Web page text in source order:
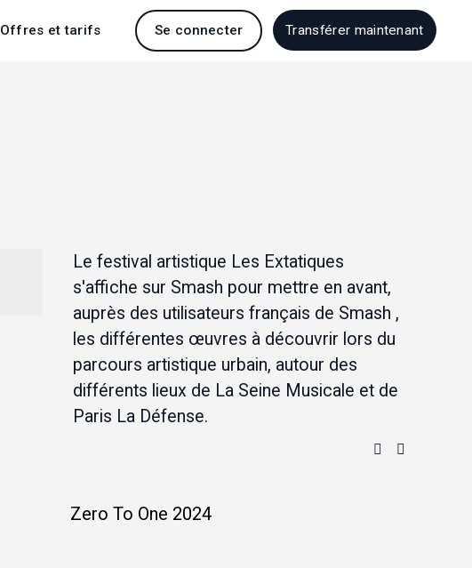
Offres et tarifs Se connecter Transférer maintenant
Le festival artistique Les Extatiques
s'affiche sur Smash pour mettre en avant,
auprès des utilisateurs français de Smash ,
les différentes œuvres à découvrir lors du
parcours artistique urbain, autour des
différents lieux de La Seine Musicale et de
Paris La Défense.
Zero To One 2024